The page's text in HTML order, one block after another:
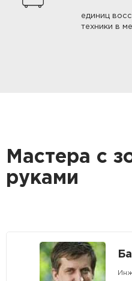
единиц
техники в
Мастера с
руками